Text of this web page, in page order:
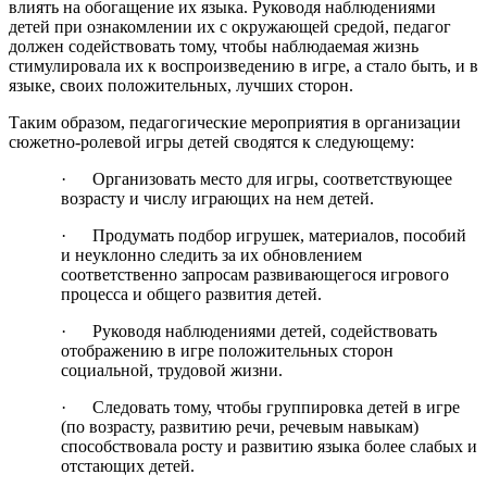
влиять на обогащение их языка. Руководя наблюдениями
детей при ознакомлении их с окружающей средой, педагог
должен содействовать тому, чтобы наблюдаемая жизнь
стимулировала их к воспроизведению в игре, а стало быть, и в
языке, своих положительных, лучших сторон.
Таким образом, педагогические мероприятия в организации
сюжетно-ролевой игры детей сводятся к следующему:
· Организовать место для игры, соответствующее
возрасту и числу играющих на нем детей.
· Продумать подбор игрушек, материалов, пособий
и неуклонно следить за их обновлением
соответственно запросам развивающегося игрового
процесса и общего развития детей.
· Руководя наблюдениями детей, содействовать
отображению в игре положительных сторон
социальной, трудовой жизни.
· Следовать тому, чтобы группировка детей в игре
(по возрасту, развитию речи, речевым навыкам)
способствовала росту и развитию языка более слабых и
отстающих детей.